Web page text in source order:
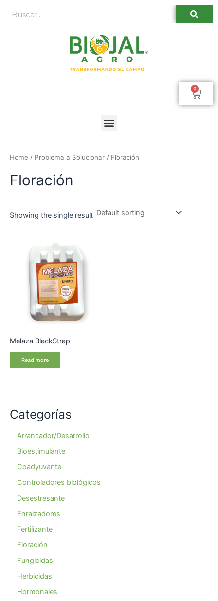
Buscar
0
Menú
Categorías
Arrancador/Desarrollo
Bioestimulante
Coadyuvante
Controladores biológicos
Desestresante
Enraizadores
Fertilizante
Floración
Fungicidas
Herbicidas
Hormonales
Home / Problema a Solucionar / Floración
Floración
Showing the single result
Melaza BlackStrap
Read more